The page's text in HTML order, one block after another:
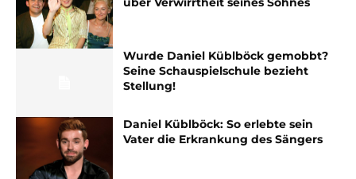
Wurde Daniel Küblböck gemobbt?
Seine Schauspielschule bezieht
Stellung!
Daniel Küblböck: So erlebte sein
Vater die Erkrankung des Sängers